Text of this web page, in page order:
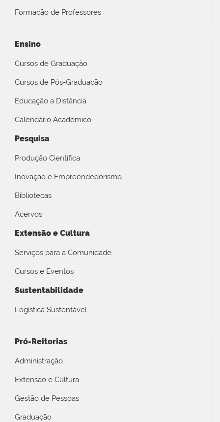
Formação de Professores
Ensino
Cursos de Graduação
Cursos de Pós-Graduação
Educação a Distância
Calendário Acadêmico
Pesquisa
Produção Científica
Inovação e Empreendedorismo
Bibliotecas
Acervos
Extensão e Cultura
Serviços para a Comunidade
Cursos e Eventos
Sustentabilidade
Logística Sustentável
Pró-Reitorias
Administração
Extensão e Cultura
Gestão de Pessoas
Graduação